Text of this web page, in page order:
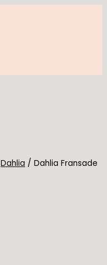
Dahlia / Dahlia Fransade